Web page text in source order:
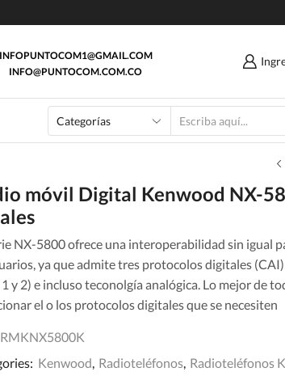
INFOPUNTOCOM1@GMAIL.COM
INFO@PUNTOCOM.COM.CO
Search
input
móvil Digital Kenwood NX-
NX-5800 ofrece una interoperabilidad sin igual
ya que admite tres protocolos digitales
1 y 2) e incluso teconolgía analógica. Lo mejor de
el o los protocolos digitales que se necesiten
RMKNX5800K
Kenwood, Radioteléfonos, Radioteléfonos